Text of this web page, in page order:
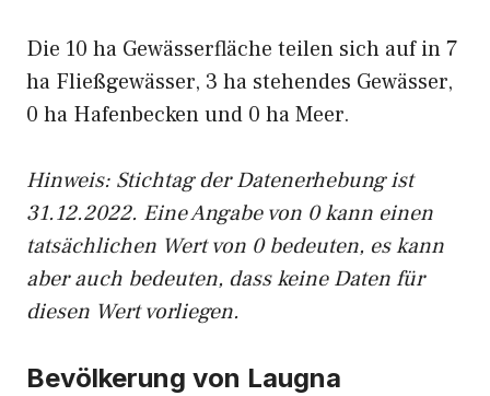
Die 10 ha Gewässerfläche teilen sich auf in 7
ha Fließgewässer, 3 ha stehendes Gewässer,
0 ha Hafenbecken und 0 ha Meer.
Hinweis: Stichtag der Datenerhebung ist
31.12.2022. Eine Angabe von 0 kann einen
tatsächlichen Wert von 0 bedeuten, es kann
aber auch bedeuten, dass keine Daten für
diesen Wert vorliegen.
Bevölkerung von Laugna